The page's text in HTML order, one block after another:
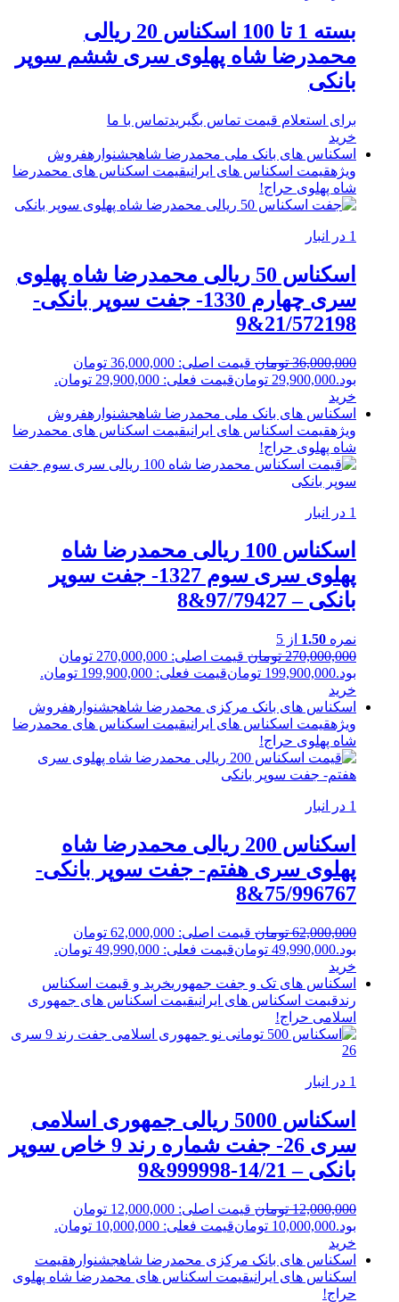
بسته 1 تا 100 اسکناس 20 ریالی
محمدرضا شاه پهلوی سری ششم سوپر
بانکی
برای استعلام قیمت تماس بگیریدتماس با ما
خرید
اسکناس های بانک ملی محمدرضا شاهجشنوارهفروش
ویژهقیمت اسکناس های ایرانیقیمت اسکناس های محمدرضا
شاه پهلوی حراج!
1 در انبار
اسکناس 50 ریالی محمدرضا شاه پهلوی
سری چهارم 1330- جفت سوپر بانکی-
21/572198&9
36,000,000 تومان
قیمت اصلی: 36,000,000 تومان
بود.29,900,000 تومانقیمت فعلی: 29,900,000 تومان.
خرید
اسکناس های بانک ملی محمدرضا شاهجشنوارهفروش
ویژهقیمت اسکناس های ایرانیقیمت اسکناس های محمدرضا
شاه پهلوی حراج!
1 در انبار
اسکناس 100 ریالی محمدرضا شاه
پهلوی سری سوم 1327- جفت سوپر
بانکی – 97/79427&8
نمره 1.50 از 5
270,000,000 تومان
قیمت اصلی: 270,000,000 تومان
بود.199,900,000 تومانقیمت فعلی: 199,900,000 تومان.
خرید
اسکناس های بانک مرکزی محمدرضا شاهجشنوارهفروش
ویژهقیمت اسکناس های ایرانیقیمت اسکناس های محمدرضا
شاه پهلوی حراج!
1 در انبار
اسکناس 200 ریالی محمدرضا شاه
پهلوی سری هفتم- جفت سوپر بانکی-
75/996767&8
62,000,000 تومان
قیمت اصلی: 62,000,000 تومان
بود.49,990,000 تومانقیمت فعلی: 49,990,000 تومان.
خرید
اسکناس های تک و جفت جمهوریخرید و قیمت اسکناس
رندقیمت اسکناس های ایرانیقیمت اسکناس های جمهوری
اسلامی حراج!
1 در انبار
اسکناس 5000 ریالی جمهوری اسلامی
سری 26- جفت شماره رند 9 خاص سوپر
بانکی – 14/21-999998&9
12,000,000 تومان
قیمت اصلی: 12,000,000 تومان
بود.10,000,000 تومانقیمت فعلی: 10,000,000 تومان.
خرید
اسکناس های بانک مرکزی محمدرضا شاهجشنوارهقیمت
اسکناس های ایرانیقیمت اسکناس های محمدرضا شاه پهلوی
حراج!